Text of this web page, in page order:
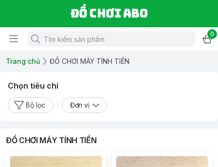
Đồ chơi ABO
0
Trang chủ ĐỒ CHƠI MÁY TÍNH TIỀN
Chọn tiêu chí
Bộ lọc Đơn vị
ĐỒ CHƠI MÁY TÍNH TIỀN